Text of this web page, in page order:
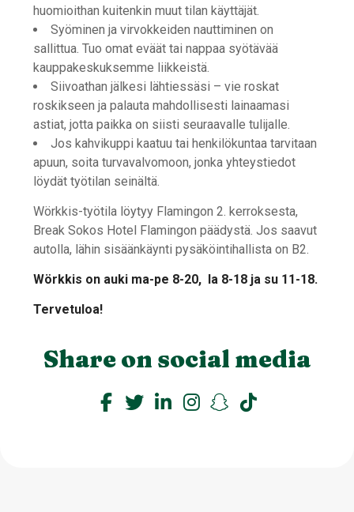
huomioithan kuitenkin muut tilan käyttäjät.
Syöminen ja virvokkeiden nauttiminen on
sallittua. Tuo omat eväät tai nappaa syötävää
kauppakeskuksemme liikkeistä.
Siivoathan jälkesi lähtiessäsi – vie roskat
roskikseen ja palauta mahdollisesti lainaamasi
astiat, jotta paikka on siisti seuraavalle tulijalle.
Jos kahvikuppi kaatuu tai henkilökuntaa tarvitaan
apuun, soita turvavalvomoon, jonka yhteystiedot
löydät työtilan seinältä.
Wörkkis-työtila löytyy Flamingon 2. kerroksesta,
Break Sokos Hotel Flamingon päädystä. Jos saavut
autolla, lähin sisäänkäynti pysäköintihallista on B2.
Wörkkis on auki ma-pe 8-20, la 8-18 ja su 11-18.
Tervetuloa!
Share on social media